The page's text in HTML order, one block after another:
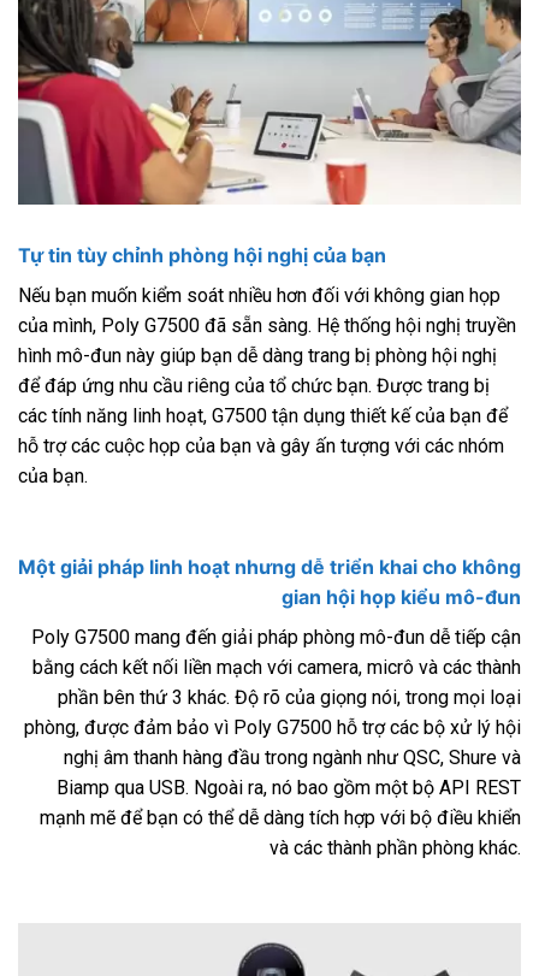
Tự tin tùy chỉnh phòng hội nghị của bạn
Nếu bạn muốn kiểm soát nhiều hơn đối với không gian họp
của mình, Poly G7500 đã sẵn sàng. Hệ thống hội nghị truyền
hình mô-đun này giúp bạn dễ dàng trang bị phòng hội nghị
để đáp ứng nhu cầu riêng của tổ chức bạn. Được trang bị
các tính năng linh hoạt, G7500 tận dụng thiết kế của bạn để
hỗ trợ các cuộc họp của bạn và gây ấn tượng với các nhóm
của bạn.
Một giải pháp linh hoạt nhưng dễ triển khai cho không
gian hội họp kiểu mô-đun
Poly G7500 mang đến giải pháp phòng mô-đun dễ tiếp cận
bằng cách kết nối liền mạch với camera, micrô và các thành
phần bên thứ 3 khác. Độ rõ của giọng nói, trong mọi loại
phòng, được đảm bảo vì Poly G7500 hỗ trợ các bộ xử lý hội
nghị âm thanh hàng đầu trong ngành như QSC, Shure và
Biamp qua USB. Ngoài ra, nó bao gồm một bộ API REST
mạnh mẽ để bạn có thể dễ dàng tích hợp với bộ điều khiển
và các thành phần phòng khác.